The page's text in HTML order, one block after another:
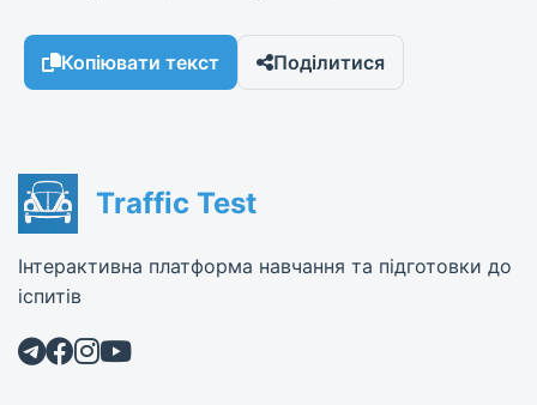
Копіювати текст Поділитися
Traffic Test
Інтерактивна платформа навчання та підготовки до
іспитів